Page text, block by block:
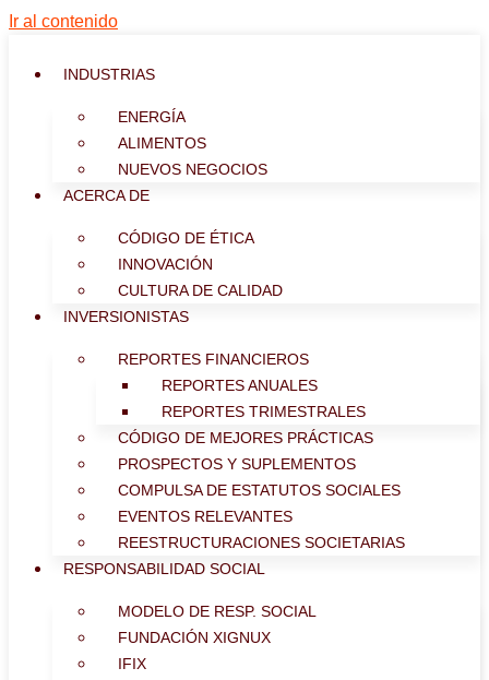
Ir al contenido
INDUSTRIAS
ENERGÍA
ALIMENTOS
NUEVOS NEGOCIOS
ACERCA DE
CÓDIGO DE ÉTICA
INNOVACIÓN
CULTURA DE CALIDAD
INVERSIONISTAS
REPORTES FINANCIEROS
REPORTES ANUALES
REPORTES TRIMESTRALES
CÓDIGO DE MEJORES PRÁCTICAS
PROSPECTOS Y SUPLEMENTOS
COMPULSA DE ESTATUTOS SOCIALES
EVENTOS RELEVANTES
REESTRUCTURACIONES SOCIETARIAS
RESPONSABILIDAD SOCIAL
MODELO DE RESP. SOCIAL
FUNDACIÓN XIGNUX
IFIX